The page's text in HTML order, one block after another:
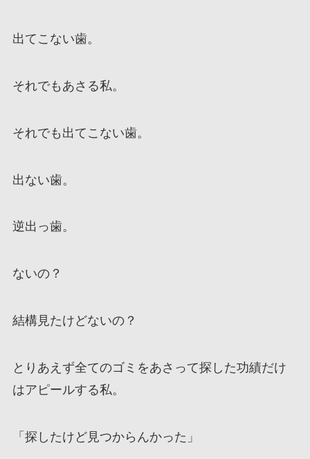
出てこない歯。
それでもあさる私。
それでも出てこない歯。
出ない歯。
逆出っ歯。
ないの？
結構見たけどないの？
とりあえず全てのゴミをあさって探した功績だけ
はアピールする私。
「探したけど見つからんかった」